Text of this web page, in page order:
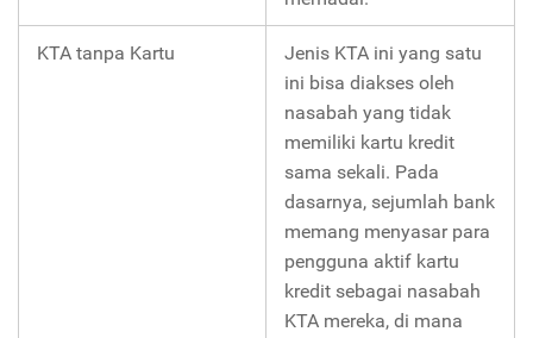
KTA tanpa Kartu
Jenis KTA ini yang satu
ini bisa diakses oleh
nasabah yang tidak
memiliki kartu kredit
sama sekali. Pada
dasarnya, sejumlah bank
memang menyasar para
pengguna aktif kartu
kredit sebagai nasabah
KTA mereka, di mana